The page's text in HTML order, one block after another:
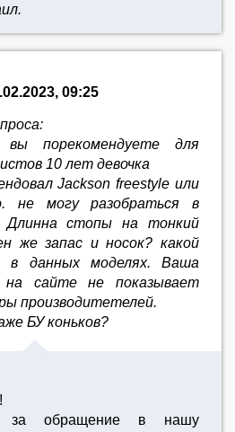
09:25
порекомендуете для
10 лет девочка
Jackson freestyle или
не могу разобраться в
Длинна стопы на тонкий
же запас и носок? какой
в данных моделях. Ваша
на сайте не показывает
производитетелей.
БУ коньков?
за обращение в нашу